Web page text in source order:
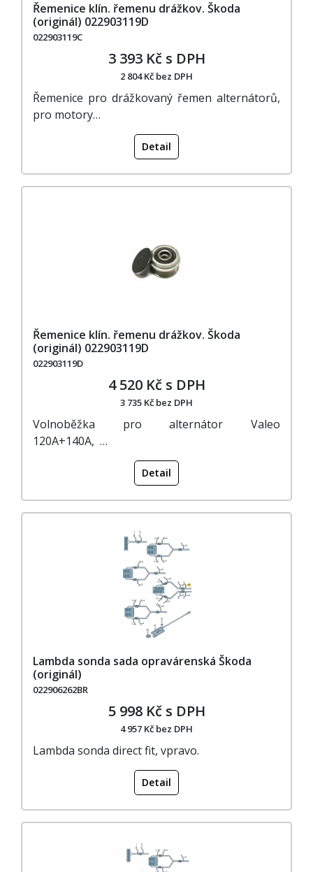
Řemenice klín. řemenu drážkov. Škoda
(originál) 022903119D
022903119C
3 393 Kč s DPH
2 804 Kč bez DPH
Řemenice pro drážkovaný řemen alternátorů,
pro motory…
Detail
Řemenice klín. řemenu drážkov. Škoda
(originál) 022903119D
022903119D
4 520 Kč s DPH
3 735 Kč bez DPH
Volnoběžka pro alternátor Valeo
120A+140A, …
Detail
Lambda sonda sada opravárenská Škoda
(originál)
022906262BR
5 998 Kč s DPH
4 957 Kč bez DPH
Lambda sonda direct fit, vpravo.
Detail